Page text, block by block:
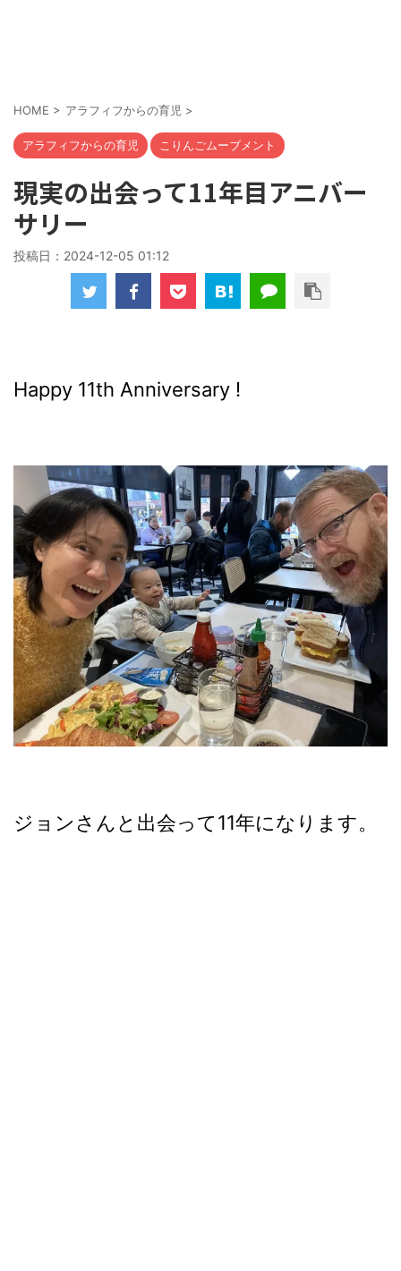
HOME > アラフィフからの育児 >
アラフィフからの育児 こりんごムーブメント
現実の出会って11年目アニバー
サリー
投稿日： 2024-12-05 01:12
Happy 11th Anniversary !
ジョンさんと出会って11年になります。